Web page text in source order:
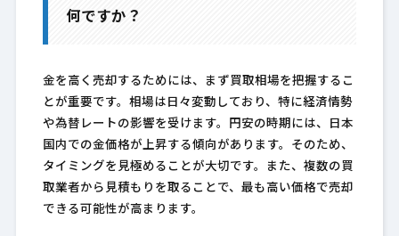
何ですか？
金を高く売却するためには、まず買取相場を把握するこ
とが重要です。相場は日々変動しており、特に経済情勢
や為替レートの影響を受けます。円安の時期には、日本
国内での金価格が上昇する傾向があります。そのため、
タイミングを見極めることが大切です。また、複数の買
取業者から見積もりを取ることで、最も高い価格で売却
できる可能性が高まります。